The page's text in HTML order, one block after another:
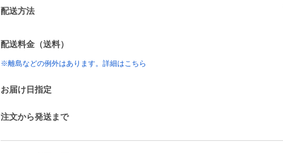
配送方法
配送料金（送料）
※離島などの例外はあります。詳細はこちら
お届け日指定
注文から発送まで